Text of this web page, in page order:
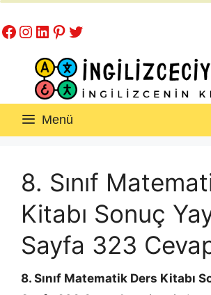
atla
Facebook
Instagram
LinkedIn
Pinterest
Twitter
Menü
8. Sınıf
Kitabı Sonuç
Sayfa 323
8. Sınıf Matematik Ders Kitabı